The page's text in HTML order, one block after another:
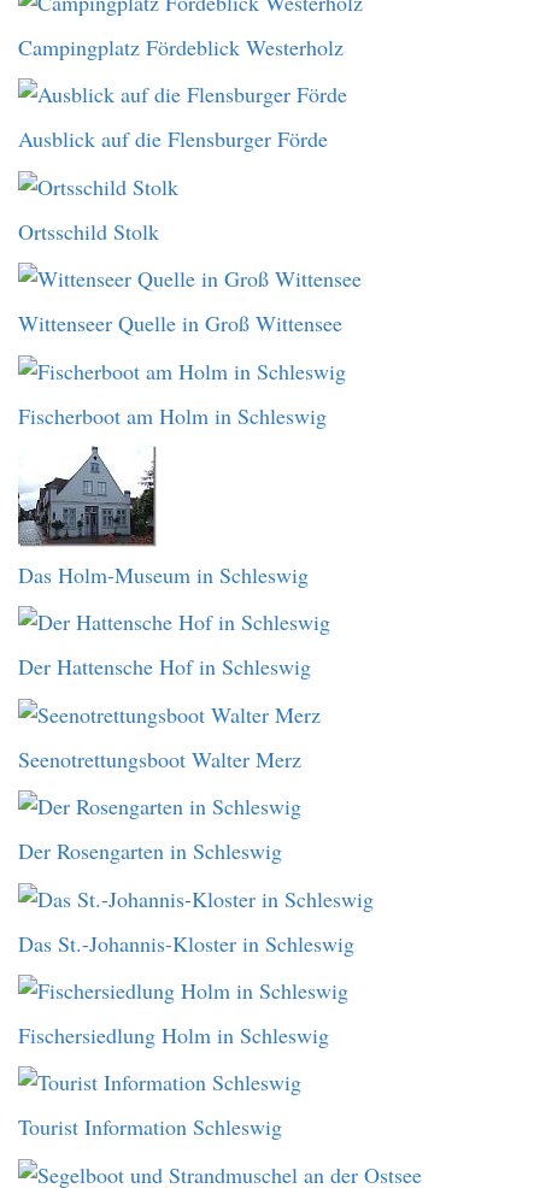
Campingplatz Fördeblick Westerholz
Ausblick auf die Flensburger Förde
Ortsschild Stolk
Wittenseer Quelle in Groß Wittensee
Fischerboot am Holm in Schleswig
Das Holm-Museum in Schleswig
Der Hattensche Hof in Schleswig
Seenotrettungsboot Walter Merz
Der Rosengarten in Schleswig
Das St.-Johannis-Kloster in Schleswig
Fischersiedlung Holm in Schleswig
Tourist Information Schleswig